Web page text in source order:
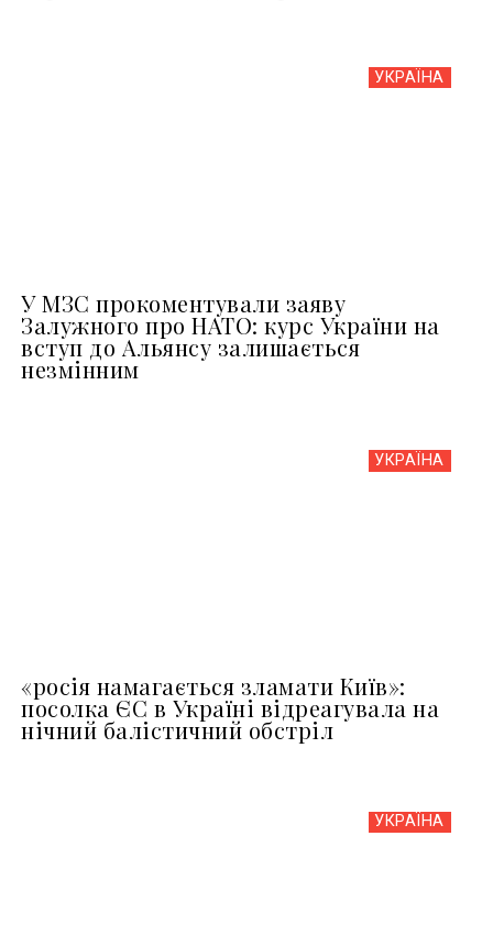
УКРАЇНА
У МЗС прокоментували заяву
Залужного про НАТО: курс України на
вступ до Альянсу залишається
незмінним
УКРАЇНА
«росія намагається зламати Київ»:
посолка ЄС в Україні відреагувала на
нічний балістичний обстріл
УКРАЇНА